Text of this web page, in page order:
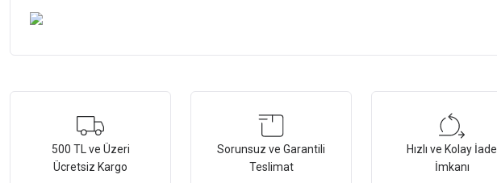
Ürün resmi kalitesiz, bozuk veya görüntülenemiyor.
Ürün açıklamasında eksik bilgiler bulunuyor.
500 TL ve Üzeri
Ücretsiz Kargo
Sorunsuz ve Garantili
Teslimat
Hızlı ve Kolay İade
İmkanı